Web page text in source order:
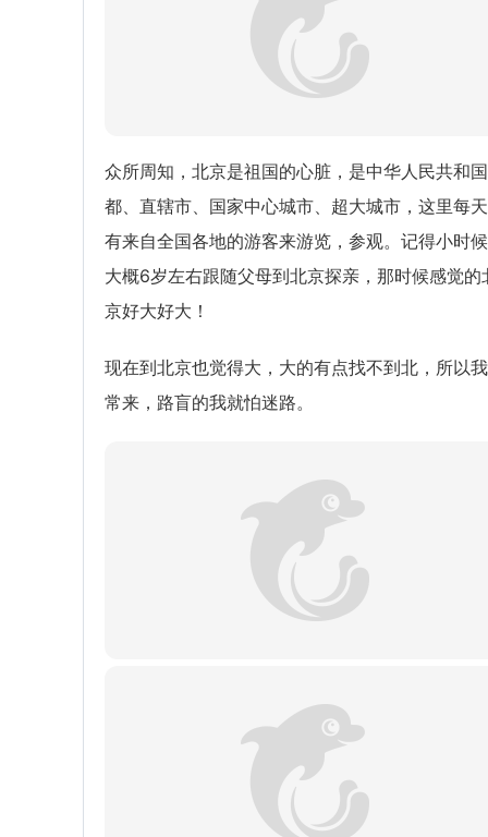
众所周知，北京是祖国的心脏，是中华人民共和
都、直辖市、国家中心城市、超大城市，这里每
有来自全国各地的游客来游览，参观。记得小时
大概6岁左右跟随父母到北京探亲，那时候感觉的
京好大好大！
现在到北京也觉得大，大的有点找不到北，所以
常来，路盲的我就怕迷路。